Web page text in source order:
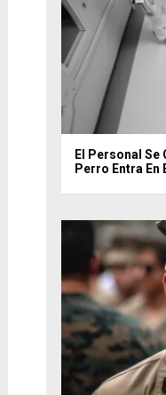
El Personal Se
Perro Entra En